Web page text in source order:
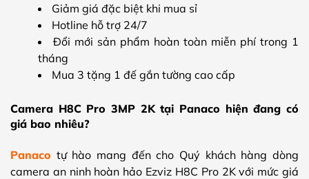
Giảm giá đặc biệt khi mua sỉ
Hotline hỗ trợ 24/7
Đổi mới sản phẩm hoàn toàn miễn phí trong 1
tháng
Mua 3 tặng 1 đế gắn tường cao cấp
Camera H8C Pro 3MP 2K tại Panaco hiện đang có
giá bao nhiêu?
Panaco tự hào mang đến cho Quý khách hàng dòng
camera an ninh hoàn hảo Ezviz H8C Pro 2K với mức giá